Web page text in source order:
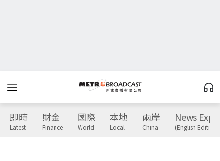
即時
Latest
財金
Finance
國際
World
本地
Local
兩岸
China
News
(English Edition)